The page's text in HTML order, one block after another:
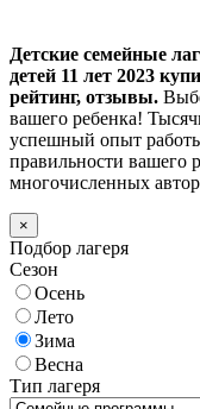
Детские семейные
детей 11 лет 2023
рейтинг, отзывы.
вашего ребенка!
успешный опыт
правильности вашего
многочисленных
×
Подбор лагеря
Сезон
Осень
Лето
Зима
Весна
Тип лагеря